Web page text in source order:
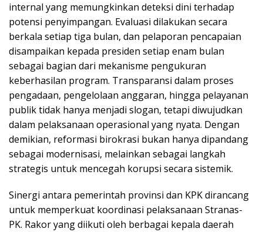
internal yang memungkinkan deteksi dini terhadap
potensi penyimpangan. Evaluasi dilakukan secara
berkala setiap tiga bulan, dan pelaporan pencapaian
disampaikan kepada presiden setiap enam bulan
sebagai bagian dari mekanisme pengukuran
keberhasilan program. Transparansi dalam proses
pengadaan, pengelolaan anggaran, hingga pelayanan
publik tidak hanya menjadi slogan, tetapi diwujudkan
dalam pelaksanaan operasional yang nyata. Dengan
demikian, reformasi birokrasi bukan hanya dipandang
sebagai modernisasi, melainkan sebagai langkah
strategis untuk mencegah korupsi secara sistemik.
Sinergi antara pemerintah provinsi dan KPK dirancang
untuk memperkuat koordinasi pelaksanaan Stranas-
PK. Rakor yang diikuti oleh berbagai kepala daerah